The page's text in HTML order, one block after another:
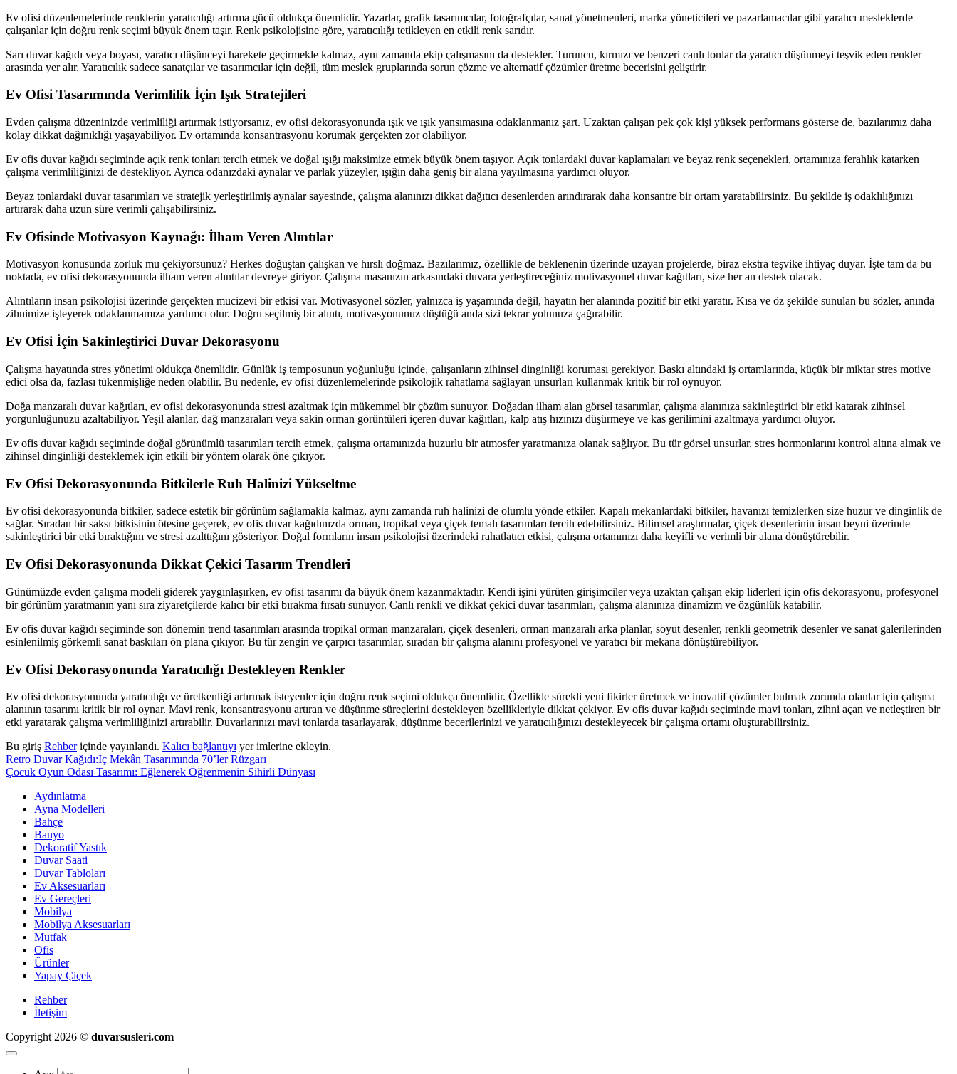
Ev ofisi düzenlemelerinde renklerin yaratıcılığı artırma gücü oldukça önemlidir. Yazarlar, grafik tasarımcılar, fotoğrafçılar, sanat yönetmenleri, marka yöneticileri ve pazarlamacılar gibi yaratıcı mesleklerde
çalışanlar için doğru renk seçimi büyük önem taşır. Renk psikolojisine göre, yaratıcılığı tetikleyen en etkili renk sarıdır.
Sarı duvar kağıdı veya boyası, yaratıcı düşünceyi harekete geçirmekle kalmaz, aynı zamanda ekip çalışmasını da destekler. Turuncu, kırmızı ve benzeri canlı tonlar da yaratıcı düşünmeyi teşvik eden renkler
arasında yer alır. Yaratıcılık sadece sanatçılar ve tasarımcılar için değil, tüm meslek gruplarında sorun çözme ve alternatif çözümler üretme becerisini geliştirir.
Ev Ofisi Tasarımında Verimlilik İçin Işık Stratejileri
Evden çalışma düzeninizde verimliliği artırmak istiyorsanız, ev ofisi dekorasyonunda ışık ve ışık yansımasına odaklanmanız şart. Uzaktan çalışan pek çok kişi yüksek performans gösterse de, bazılarımız daha
kolay dikkat dağınıklığı yaşayabiliyor. Ev ortamında konsantrasyonu korumak gerçekten zor olabiliyor.
Ev ofis duvar kağıdı seçiminde açık renk tonları tercih etmek ve doğal ışığı maksimize etmek büyük önem taşıyor. Açık tonlardaki duvar kaplamaları ve beyaz renk seçenekleri, ortamınıza ferahlık katarken
çalışma verimliliğinizi de destekliyor. Ayrıca odanızdaki aynalar ve parlak yüzeyler, ışığın daha geniş bir alana yayılmasına yardımcı oluyor.
Beyaz tonlardaki duvar tasarımları ve stratejik yerleştirilmiş aynalar sayesinde, çalışma alanınızı dikkat dağıtıcı desenlerden arındırarak daha konsantre bir ortam yaratabilirsiniz. Bu şekilde iş odaklılığınızı
artırarak daha uzun süre verimli çalışabilirsiniz.
Ev Ofisinde Motivasyon Kaynağı: İlham Veren Alıntılar
Motivasyon konusunda zorluk mu çekiyorsunuz? Herkes doğuştan çalışkan ve hırslı doğmaz. Bazılarımız, özellikle de beklenenin üzerinde uzayan projelerde, biraz ekstra teşvike ihtiyaç duyar. İşte tam da bu
noktada, ev ofisi dekorasyonunda ilham veren alıntılar devreye giriyor. Çalışma masanızın arkasındaki duvara yerleştireceğiniz motivasyonel duvar kağıtları, size her an destek olacak.
Alıntıların insan psikolojisi üzerinde gerçekten mucizevi bir etkisi var. Motivasyonel sözler, yalnızca iş yaşamında değil, hayatın her alanında pozitif bir etki yaratır. Kısa ve öz şekilde sunulan bu sözler, anında
zihnimize işleyerek odaklanmamıza yardımcı olur. Doğru seçilmiş bir alıntı, motivasyonunuz düştüğü anda sizi tekrar yolunuza çağırabilir.
Ev Ofisi İçin Sakinleştirici Duvar Dekorasyonu
Çalışma hayatında stres yönetimi oldukça önemlidir. Günlük iş temposunun yoğunluğu içinde, çalışanların zihinsel dinginliği koruması gerekiyor. Baskı altındaki iş ortamlarında, küçük bir miktar stres motive
edici olsa da, fazlası tükenmişliğe neden olabilir. Bu nedenle, ev ofisi düzenlemelerinde psikolojik rahatlama sağlayan unsurları kullanmak kritik bir rol oynuyor.
Doğa manzaralı duvar kağıtları, ev ofisi dekorasyonunda stresi azaltmak için mükemmel bir çözüm sunuyor. Doğadan ilham alan görsel tasarımlar, çalışma alanınıza sakinleştirici bir etki katarak zihinsel
yorgunluğunuzu azaltabiliyor. Yeşil alanlar, dağ manzaraları veya sakin orman görüntüleri içeren duvar kağıtları, kalp atış hızınızı düşürmeye ve kas gerilimini azaltmaya yardımcı oluyor.
Ev ofis duvar kağıdı seçiminde doğal görünümlü tasarımları tercih etmek, çalışma ortamınızda huzurlu bir atmosfer yaratmanıza olanak sağlıyor. Bu tür görsel unsurlar, stres hormonlarını kontrol altına almak ve
zihinsel dinginliği desteklemek için etkili bir yöntem olarak öne çıkıyor.
Ev Ofisi Dekorasyonunda Bitkilerle Ruh Halinizi Yükseltme
Ev ofisi dekorasyonunda bitkiler, sadece estetik bir görünüm sağlamakla kalmaz, aynı zamanda ruh halinizi de olumlu yönde etkiler. Kapalı mekanlardaki bitkiler, havanızı temizlerken size huzur ve dinginlik de
sağlar. Sıradan bir saksı bitkisinin ötesine geçerek, ev ofis duvar kağıdınızda orman, tropikal veya çiçek temalı tasarımları tercih edebilirsiniz. Bilimsel araştırmalar, çiçek desenlerinin insan beyni üzerinde
sakinleştirici bir etki bıraktığını ve stresi azalttığını gösteriyor. Doğal formların insan psikolojisi üzerindeki rahatlatıcı etkisi, çalışma ortamınızı daha keyifli ve verimli bir alana dönüştürebilir.
Ev Ofisi Dekorasyonunda Dikkat Çekici Tasarım Trendleri
Günümüzde evden çalışma modeli giderek yaygınlaşırken, ev ofisi tasarımı da büyük önem kazanmaktadır. Kendi işini yürüten girişimciler veya uzaktan çalışan ekip liderleri için ofis dekorasyonu, profesyonel
bir görünüm yaratmanın yanı sıra ziyaretçilerde kalıcı bir etki bırakma fırsatı sunuyor. Canlı renkli ve dikkat çekici duvar tasarımları, çalışma alanınıza dinamizm ve özgünlük katabilir.
Ev ofis duvar kağıdı seçiminde son dönemin trend tasarımları arasında tropikal orman manzaraları, çiçek desenleri, orman manzaralı arka planlar, soyut desenler, renkli geometrik desenler ve sanat galerilerinden
esinlenilmiş görkemli sanat baskıları ön plana çıkıyor. Bu tür zengin ve çarpıcı tasarımlar, sıradan bir çalışma alanını profesyonel ve yaratıcı bir mekana dönüştürebiliyor.
Ev Ofisi Dekorasyonunda Yaratıcılığı Destekleyen Renkler
Ev ofisi dekorasyonunda yaratıcılığı ve üretkenliği artırmak isteyenler için doğru renk seçimi oldukça önemlidir. Özellikle sürekli yeni fikirler üretmek ve inovatif çözümler bulmak zorunda olanlar için çalışma
alanının tasarımı kritik bir rol oynar. Mavi renk, konsantrasyonu artıran ve düşünme süreçlerini destekleyen özellikleriyle dikkat çekiyor. Ev ofis duvar kağıdı seçiminde mavi tonları, zihni açan ve netleştiren bir
etki yaratarak çalışma verimliliğinizi artırabilir. Duvarlarınızı mavi tonlarda tasarlayarak, düşünme becerilerinizi ve yaratıcılığınızı destekleyecek bir çalışma ortamı oluşturabilirsiniz.
Bu giriş Rehberiçinde yayınlandı. Kalıcı bağlantıyı yer imlerine ekleyin.
Retro Duvar Kağıdı:İç Mekân Tasarımında 70’ler Rüzgarı
Çocuk Oyun Odası Tasarımı: Eğlenerek Öğrenmenin Sihirli Dünyası
Aydınlatma
Ayna Modelleri
Bahçe
Banyo
Dekoratif Yastık
Duvar Saati
Duvar Tabloları
Ev Aksesuarları
Ev Gereçleri
Mobilya
Mobilya Aksesuarları
Mutfak
Ofis
Ürünler
Yapay Çiçek
Rehber
İletişim
Copyright 2026 © duvarsusleri.com